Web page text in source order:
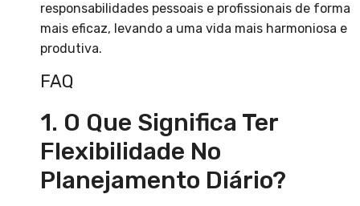
responsabilidades pessoais e profissionais de forma
mais eficaz, levando a uma vida mais harmoniosa e
produtiva.
FAQ
1. O Que Significa Ter
Flexibilidade No
Planejamento Diário?